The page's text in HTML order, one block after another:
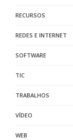
RECURSOS
REDES E INTERNET
SOFTWARE
TIC
TRABALHOS
VÍDEO
WEB